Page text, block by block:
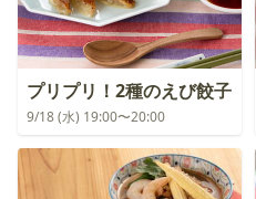
プリプリ！2種のえび餃子
9/18 (水) 19:00〜20:00